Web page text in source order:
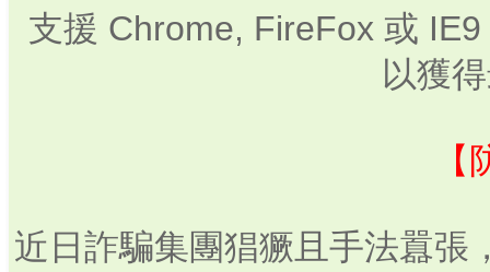
支援 Chrome, FireFox 或
以獲
近日詐騙集團猖獗且手法囂張